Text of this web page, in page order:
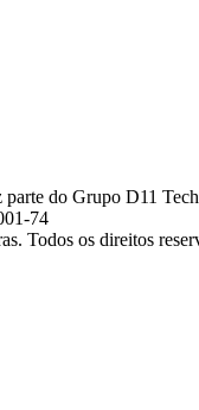
parte do Grupo D11 Tech
74
. Todos os direitos